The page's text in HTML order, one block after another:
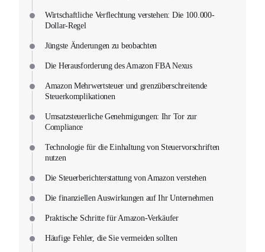
Wirtschaftliche Verflechtung verstehen: Die 100.000-
Dollar-Regel
Jüngste Änderungen zu beobachten
Die Herausforderung des Amazon FBA Nexus
Amazon Mehrwertsteuer und grenzüberschreitende
Steuerkomplikationen
Umsatzsteuerliche Genehmigungen: Ihr Tor zur
Compliance
Technologie für die Einhaltung von Steuervorschriften
nutzen
Die Steuerberichterstattung von Amazon verstehen
Die finanziellen Auswirkungen auf Ihr Unternehmen
Praktische Schritte für Amazon-Verkäufer
Häufige Fehler, die Sie vermeiden sollten